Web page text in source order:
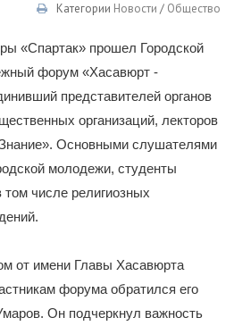
Категории Новости / Общество
«Спартак» прошел Городской
форум «Хасавюрт -
представителей органов
организаций, лекторов
Основными слушателями
молодежи, студенты
числе религиозных
от имени Главы Хасавюрта
форума обратился его
Он подчеркнул важность